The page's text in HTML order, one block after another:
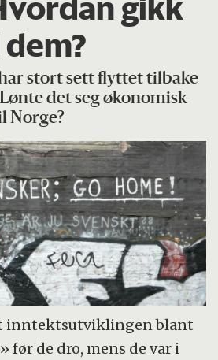
stort sett flyttet tilbake
det seg økonomisk
Norge?
inntektsutviklingen blant
før de dro, mens de var i